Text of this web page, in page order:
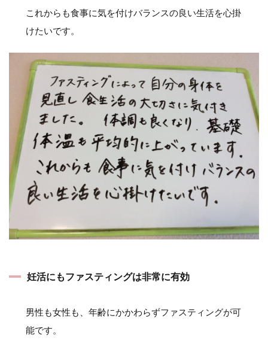
これからも食事に気を付けバランスの良い生活を心掛
けたいです。
妊活にもファスティングは非常に有効
男性も女性も、年齢にかかわらずファスティングが可
能です。